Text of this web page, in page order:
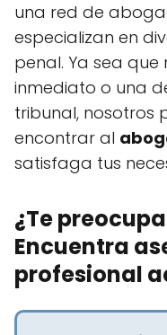
una red de
especializan en
penal. Ya sea
inmediato o una
tribunal, nosotros
encontrar al
satisfaga tus
¿Te
Encuentra
profesional